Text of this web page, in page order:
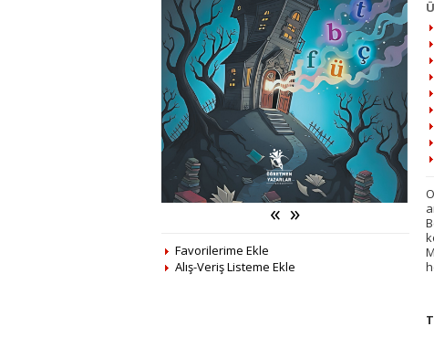
« »
Favorilerime Ekle
Alış-Veriş Listeme Ekle